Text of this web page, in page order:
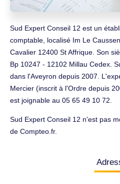
Sud Expert Conseil 12 est un
comptable, localisé Im Le
Cavalier 12400 St Affrique. Son
Bp 10247 - 12102 Millau Cedex.
dans l'Aveyron depuis 2007.
Mercier (inscrit à l'Ordre depuis
est joignable au 05 65 49 10 72.
Sud Expert Conseil 12 n'est pas
de Compteo.fr.